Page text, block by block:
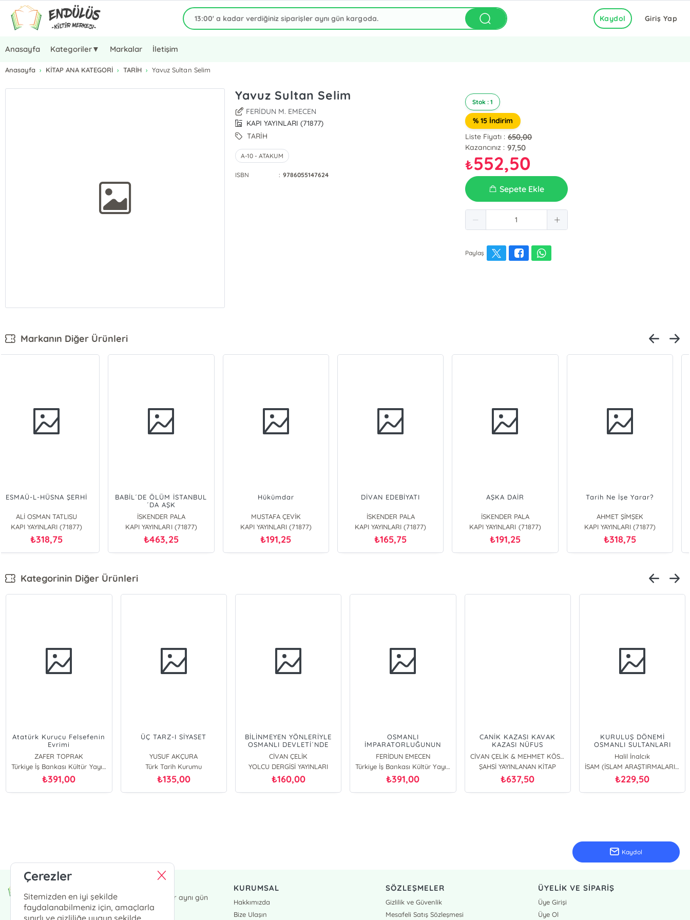
Giriş Yap
Kaydol
Anasayfa Kategoriler▼ Markalar İletişim
Anasayfa KİTAP ANA KATEGORİ TARİH Yavuz Sultan Selim
Yavuz Sultan Selim
FERİDUN M. EMECEN
KAPI YAYINLARI (71877)
TARİH
A-10 - ATAKUM
ISBN : 9786055147624
Stok : 1
% 15 İndirim
Liste Fiyatı : 650,00
Kazancınız : 97,50
₺552,50
Sepete Ekle
Paylaş
Markanın Diğer Ürünleri
ESMAÜ-L-HÜSNA ŞERHİ
ALİ OSMAN TATLISU
KAPI YAYINLARI (71877)
₺318,75
BABİL´DE ÖLÜM İSTANBUL
´DA AŞK
İSKENDER PALA
KAPI YAYINLARI (71877)
₺463,25
Hükümdar
MUSTAFA ÇEVİK
KAPI YAYINLARI (71877)
₺191,25
DİVAN EDEBİYATI
İSKENDER PALA
KAPI YAYINLARI (71877)
₺165,75
AŞKA DAİR
İSKENDER PALA
KAPI YAYINLARI (71877)
₺191,25
Tarih Ne İşe Yarar?
AHMET ŞİMŞEK
KAPI YAYINLARI (71877)
₺318,75
Kategorinin Diğer Ürünleri
Atatürk Kurucu Felsefenin
Evrimi
ZAFER TOPRAK
Türkiye İş Bankası Kültür Yayınları
₺391,00
ÜÇ TARZ-I SİYASET
YUSUF AKÇURA
Türk Tarih Kurumu
₺135,00
BİLİNMEYEN YÖNLERİYLE
OSMANLI DEVLETİ´NDE
KÖLELİK (18 VE 19.
YÜZYIL)
CİVAN ÇELİK
YOLCU DERGİSİ YAYINLARI
₺160,00
OSMANLI
İMPARATORLUĞUNUN
KURULUŞ VE YÜKSELİŞ
TARİHİ 1300-1600
FERİDUN EMECEN
Türkiye İş Bankası Kültür Yayınları
₺391,00
CANİK KAZASI KAVAK
KAZASI NÜFUS
DEFTERLERİNDE TÜRK
HANELER(1834-1844)
CİVAN ÇELİK & MEHMET KÖSEOĞLU
ŞAHSİ YAYINLANAN KİTAP
₺637,50
KURULUŞ DÖNEMİ
OSMANLI SULTANLARI
Halil İnalcık
İSAM (İSLAM ARAŞTIRMALARI MERKEZİ)
₺229,50
Kaydol
13:00' a kadar verdiğiniz siparişler aynı gün
kargoda.
KURUMSAL
Hakkımızda
Bize Ulaşın
SÖZLEŞMELER
Gizlilik ve Güvenlik
Mesafeli Satış Sözleşmesi
ÜYELİK VE SİPARİŞ
Üye Girişi
Üye Ol
Çerezler
Sitemizden en iyi şekilde
faydalanabilmeniz için, amaçlarla
sınırlı ve gizliliğe uygun şekilde